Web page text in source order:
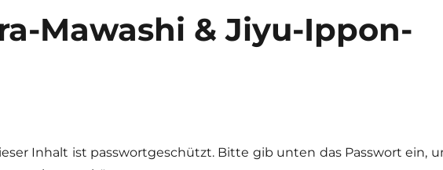
Mawashi & Jiyu-Ippon-
Inhalt ist passwortgeschützt. Bitte gib unten das Passwort ein,